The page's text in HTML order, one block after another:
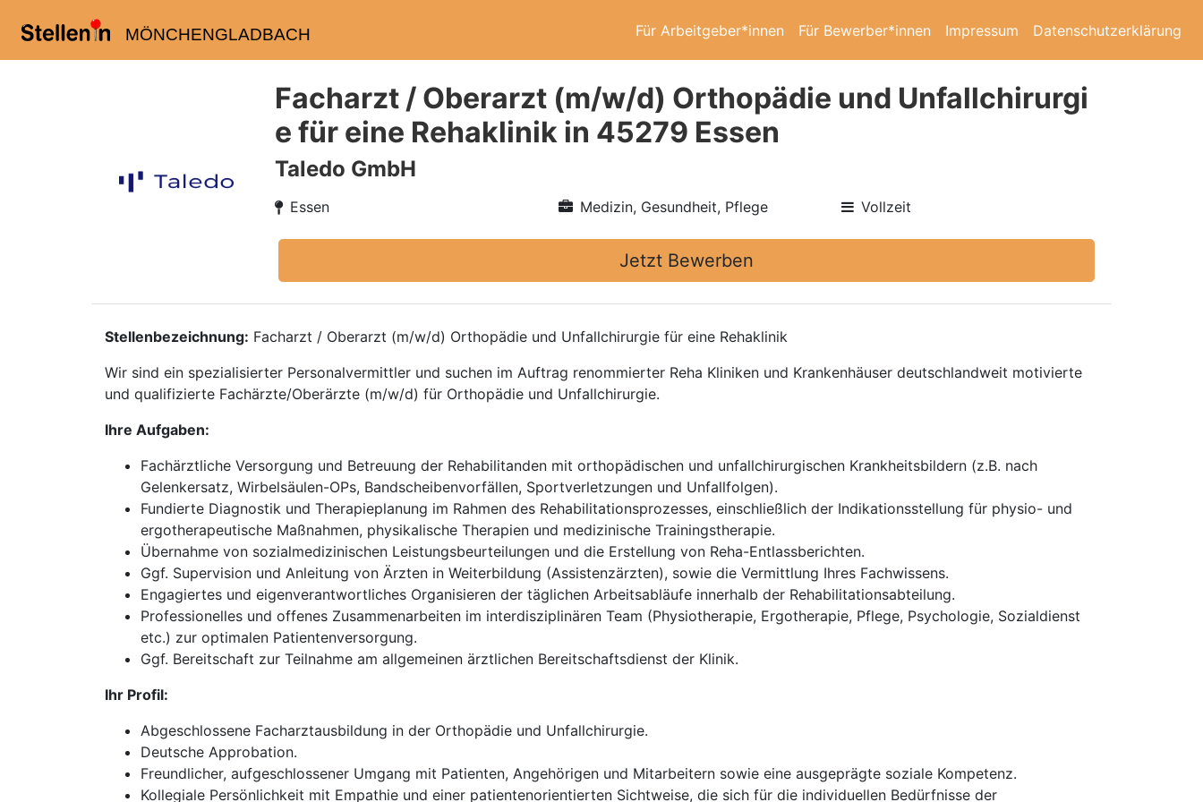
MÖNCHENGLADBACH Für Arbeitgeber*innen Für Bewerber*innen Impressum Datenschutzerklärung
Facharzt / Oberarzt (m/w/d) Orthopädie und Unfallchirurgi
e für eine Rehaklinik in 45279 Essen
Taledo GmbH
Essen Medizin, Gesundheit, Pflege Vollzeit
Jetzt Bewerben
Stellenbezeichnung: Facharzt / Oberarzt (m/w/d) Orthopädie und Unfallchirurgie für eine Rehaklinik
Wir sind ein spezialisierter Personalvermittler und suchen im Auftrag renommierter Reha Kliniken und Krankenhäuser deutschlandweit motivierte
und qualifizierte Fachärzte/Oberärzte (m/w/d) für Orthopädie und Unfallchirurgie.
Ihre Aufgaben:
Fachärztliche Versorgung und Betreuung der Rehabilitanden mit orthopädischen und unfallchirurgischen Krankheitsbildern (z.B. nach
Gelenkersatz, Wirbelsäulen-OPs, Bandscheibenvorfällen, Sportverletzungen und Unfallfolgen).
Fundierte Diagnostik und Therapieplanung im Rahmen des Rehabilitationsprozesses, einschließlich der Indikationsstellung für physio- und
ergotherapeutische Maßnahmen, physikalische Therapien und medizinische Trainingstherapie.
Übernahme von sozialmedizinischen Leistungsbeurteilungen und die Erstellung von Reha-Entlassberichten.
Ggf. Supervision und Anleitung von Ärzten in Weiterbildung (Assistenzärzten), sowie die Vermittlung Ihres Fachwissens.
Engagiertes und eigenverantwortliches Organisieren der täglichen Arbeitsabläufe innerhalb der Rehabilitationsabteilung.
Professionelles und offenes Zusammenarbeiten im interdisziplinären Team (Physiotherapie, Ergotherapie, Pflege, Psychologie, Sozialdienst
etc.) zur optimalen Patientenversorgung.
Ggf. Bereitschaft zur Teilnahme am allgemeinen ärztlichen Bereitschaftsdienst der Klinik.
Ihr Profil:
Abgeschlossene Facharztausbildung in der Orthopädie und Unfallchirurgie.
Deutsche Approbation.
Freundlicher, aufgeschlossener Umgang mit Patienten, Angehörigen und Mitarbeitern sowie eine ausgeprägte soziale Kompetenz.
Kollegiale Persönlichkeit mit Empathie und einer patientenorientierten Sichtweise, die sich für die individuellen Bedürfnisse der